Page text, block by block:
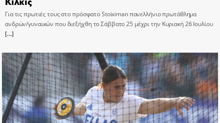
Για τις πρωτιές τους στο πρόσφατο Stoiximan πανελλήνιο πρωτάθλημα
ανδρών/γυναικών που διεξήχθη το Σάββατο 25 μέχρι την Κυριακή 26 Ιουλίου
[…]